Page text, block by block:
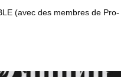
(avec des membres de Pro-